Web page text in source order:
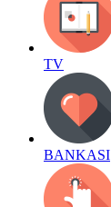
TV
BANKASI